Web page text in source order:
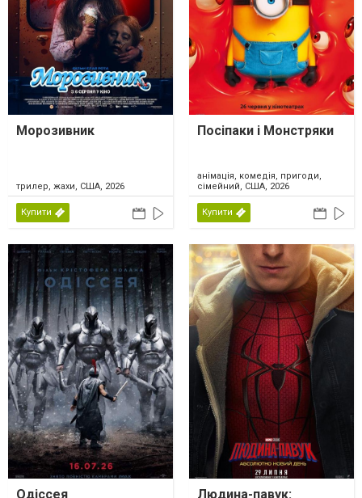
Морозивник
трилер, жахи, США, 2026
Купити
Посіпаки і Монстряки
анімація, комедія, пригоди,
сімейний, США, 2026
Купити
Одіссея
Людина-павук: